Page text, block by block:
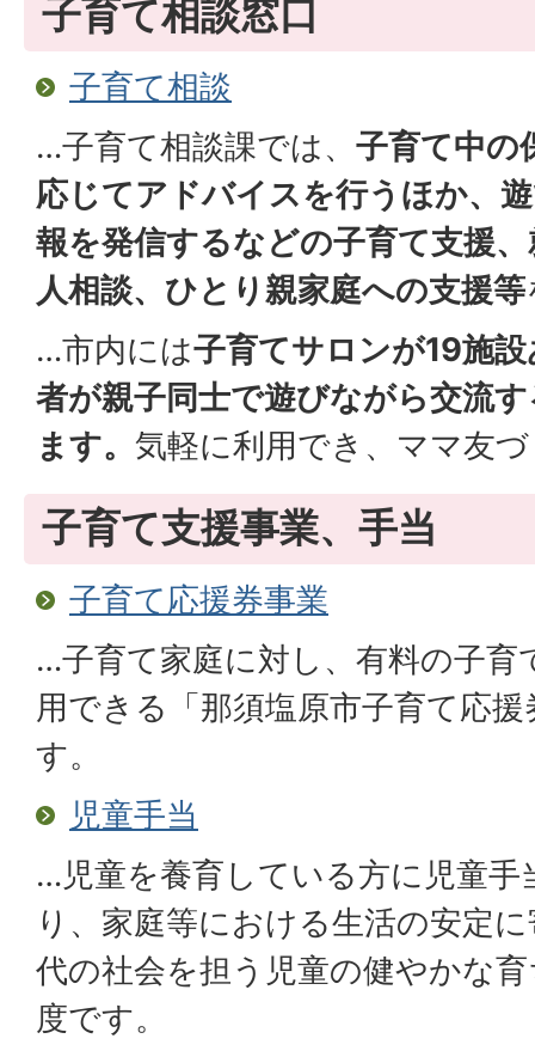
子育て相談窓口
子育て相談
…子育て相談課では、 子育て中の
応じてアドバイスを行うほか、
報を発信するなどの子育て支援
人相談、ひとり親家庭への支援等
…市内には子育てサロンが19施
者が親子同士で遊びながら交流
ます。 気軽に利用でき、ママ友
子育て支援事業、手当
子育て応援券事業
…子育て家庭に対し、有料の子育
用できる「那須塩原市子育て応
す。
児童手当
…児童を養育している方に児童
り、家庭等における生活の安定
代の社会を担う児童の健やかな
度です。